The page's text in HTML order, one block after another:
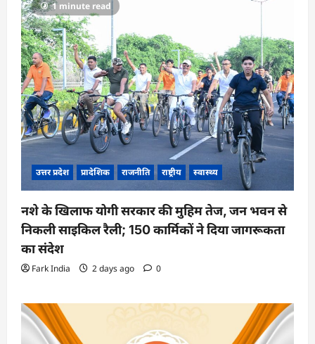
1 minute read
उत्तर प्रदेश प्रादेशिक राजनीति राष्ट्रीय स्वास्थ्य
नशे के खिलाफ योगी सरकार की मुहिम तेज, जन भवन से
निकली साइकिल रैली; 150 कार्मिकों ने दिया जागरूकता
का संदेश
Fark India 2 days ago 0